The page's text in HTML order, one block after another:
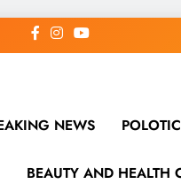
NEWS
BEAUTY AND HEALTH